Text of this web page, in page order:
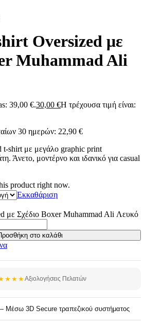
Oversized με
Muhammad Ali
39,00 €.30,00 €Η τρέχουσα τιμή είναι:
30 ημερών: 22,90 €
t-shirt με μεγάλο graphic print
Άνετο, μοντέρνο και ιδανικό για casual
product right now.
Εκκαθάριση
με Σχέδιο Boxer Muhammad Ali Λευκό
στο καλάθι
Αξιολογήσεις Πελατών
Μέσω 3D Secure τραπεζικού συστήματος